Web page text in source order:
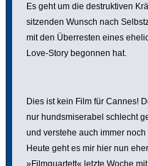
Es geht um die destruk­tiven
sitzenden Wunsch nach
mit den Über­resten eines
Love-Story begonnen hat.
Dies ist kein Film für Cannes!
nur hunds­mi­se­rabel schlecht
und verstehe auch immer noch
Heute geht es mir hier nun
»Film­quar­tett« letzte Woche